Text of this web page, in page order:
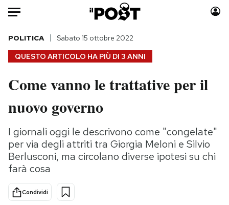
Auto
HOME
Italia
Politica
Tecnologia
Internet
Scienza
Cultura
Economia
Moda
Storie/Idee
Ok Boomer!
Media
QUESTO ARTICOLO HA PIÙ DI 3 ANNI
POLITICA Sabato 15 ottobre 2022
Come vanno le trattative per il
nuovo governo
I giornali oggi le descrivono come "congelate"
per via degli attriti tra Giorgia Meloni e Silvio
Berlusconi, ma circolano diverse ipotesi su chi
farà cosa
Condividi